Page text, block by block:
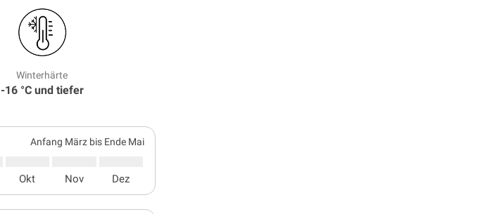
Winterhärte
-16 °C und tiefer
Anfang März bis Ende Mai
Okt Nov Dez